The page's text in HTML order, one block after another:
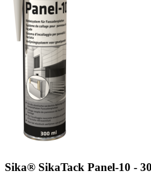
Sika® SikaTack Panel-10 -